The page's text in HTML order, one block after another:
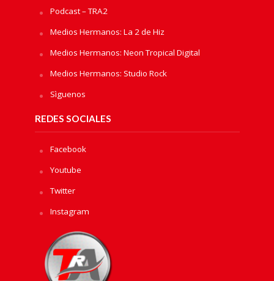
Podcast – TRA2
Medios Hermanos: La 2 de Hiz
Medios Hermanos: Neon Tropical Digital
Medios Hermanos: Studio Rock
Sìguenos
REDES SOCIALES
Facebook
Youtube
Twitter
Instagram